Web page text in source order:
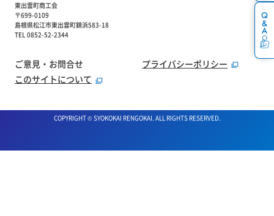
東出雲町商工会
〒699-0109
島根県松江市東出雲町錦浜583-18
TEL 0852-52-2344
ご意見・お問合せ
プライバシーポリシー
このサイトについて
COPYRIGHT © SYOKOKAI RENGOKAI. ALL RIGHTS RESERVED.